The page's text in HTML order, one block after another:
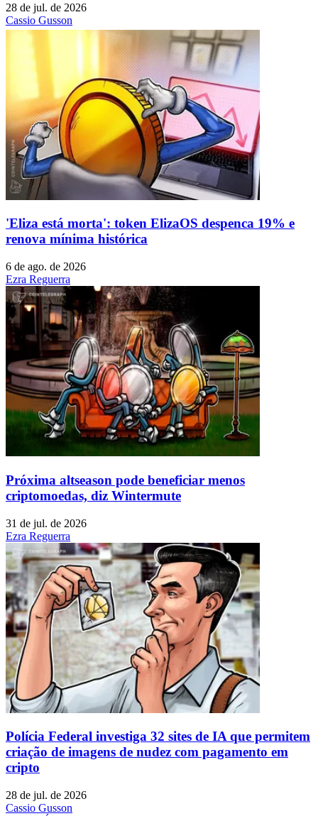
28 de jul. de 2026
Cassio Gusson
'Eliza está morta': token ElizaOS despenca 19% e
renova mínima histórica
6 de ago. de 2026
Ezra Reguerra
Próxima altseason pode beneficiar menos
criptomoedas, diz Wintermute
31 de jul. de 2026
Ezra Reguerra
Polícia Federal investiga 32 sites de IA que permitem
criação de imagens de nudez com pagamento em
cripto
28 de jul. de 2026
Cassio Gusson